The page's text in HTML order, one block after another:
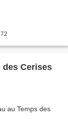
des Cerises